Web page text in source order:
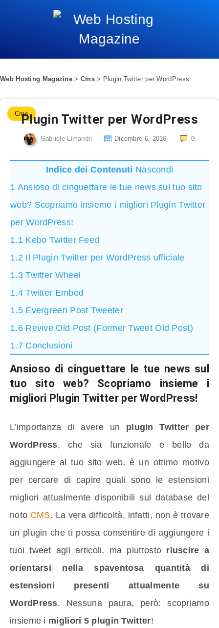
Web Hosting Magazine > Cms> Plugin Twitter per WordPress
CmsPlugin Twitter per WordPress
Gabriele Limandri Dicembre 6, 2016 0
Indice dei Contenuti Nascondi
1 Ansioso di cinguettare le tue news sul tuo sito
web? Scopriamo insieme i migliori Plugin Twitter
per WordPress!
1.1 Kebo Twitter Feed
1.2 Il Plugin Twitter per WordPress ufficiale
1.3 Twitter Wheel
1.4 Twitter Embed
1.5 Evergreen Post Tweeter
1.6 Revive Old Post (Former Tweet Old Post)
1.7 Conclusioni
Ansioso di cinguettare le tue news sul
tuo sito web? Scopriamo insieme i
migliori Plugin Twitter per WordPress!
L’importanza di avere un plugin Twitter per
WordPress, che sia funzionale e bello da
aggiungere al tuo sito web, è un ottimo motivo
per cercare di capire quali sono le estensioni
migliori attualmente disponibili sul database del
noto CMS. La vera difficoltà, infatti, non è trovare
un plugin che ti possa consentire di aggiungere i
tuoi tweet agli articoli, ma piuttosto riuscire a
orientarsi nella spaventosa quantità di
estensioni presenti attualmente su
WordPress. Nessuna paura, però: scopriamo
insieme i migliori 5 plugin Twitter!